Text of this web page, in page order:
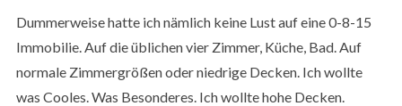
Dummerweise hatte ich nämlich keine Lust auf eine 0-8-15
Immobilie. Auf die üblichen vier Zimmer, Küche, Bad. Auf
normale Zimmergrößen oder niedrige Decken. Ich wollte
was Cooles. Was Besonderes. Ich wollte hohe Decken.